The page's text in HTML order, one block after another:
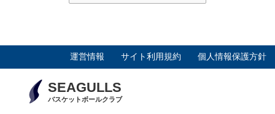
運営情報 サイト利用規約 個人情報保護方針
SEAGULLS
バスケットボールクラブ